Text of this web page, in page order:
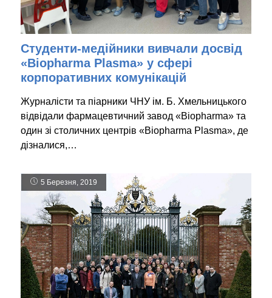
Студенти-медійники вивчали досвід
«Biopharma Plasma» у сфері
корпоративних комунікацій
Журналісти та піарники ЧНУ ім. Б. Хмельницького
відвідали фармацевтичний завод «Biopharma» та
один зі столичних центрів «Biopharma Plasma», де
дізналися,…
5 Березня, 2019